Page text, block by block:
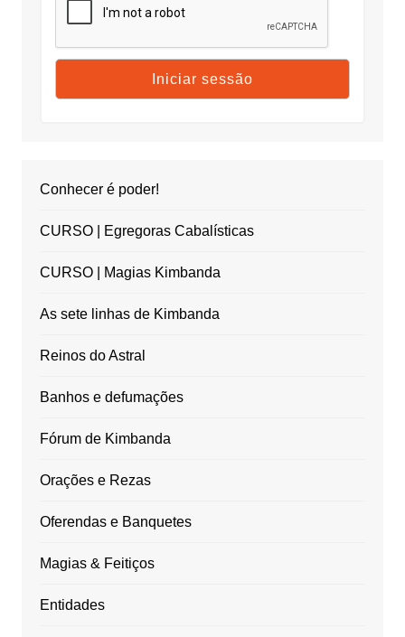
Conhecer é poder!
CURSO | Egregoras Cabalísticas
CURSO | Magias Kimbanda
As sete linhas de Kimbanda
Reinos do Astral
Banhos e defumações
Fórum de Kimbanda
Orações e Rezas
Oferendas e Banquetes
Magias & Feitiços
Entidades